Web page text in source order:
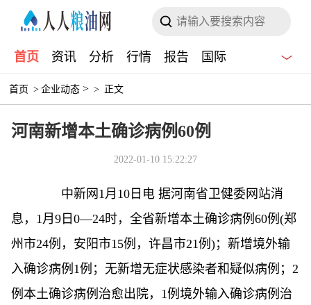
首页 资讯 分析 行情 报告 国际
首页 > 企业动态 > > 正文
河南新增本土确诊病例60例
2022-01-10 15:22:27
中新网 1月10日电 据河南省卫健委网站消
息，1月9日0—24时，全省新增本土确诊病例60例(郑
州市24例，安阳市15例，许昌市21例)；新增境外输
入确诊病例1例；无新增无症状感染者和疑似病例；2
例本土确诊病例治愈出院，1例境外输入确诊病例治